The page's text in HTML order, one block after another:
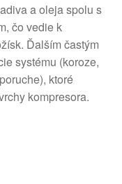
a oleja spolu s
čo vedie k
Ďalším častým
systému (koroze,
ktoré
kompresora.